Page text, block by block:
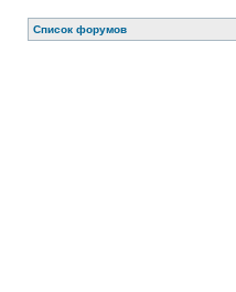
Список форумов